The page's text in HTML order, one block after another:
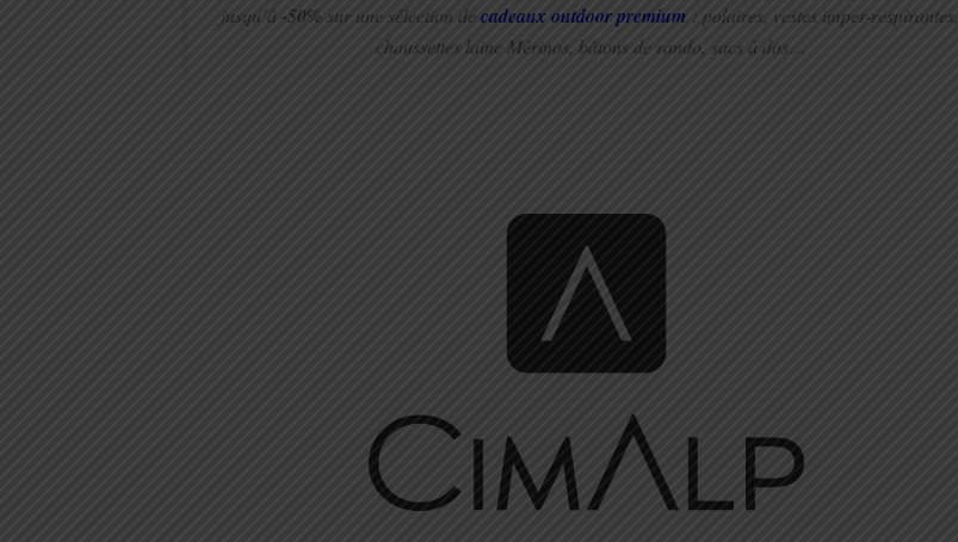
jusqu’à -50%sur une sélection de cadeaux outdoor premium : polaires, vestes imper-respirantes,
chaussettes laine Mérinos, bâtons de rando, sacs à dos…